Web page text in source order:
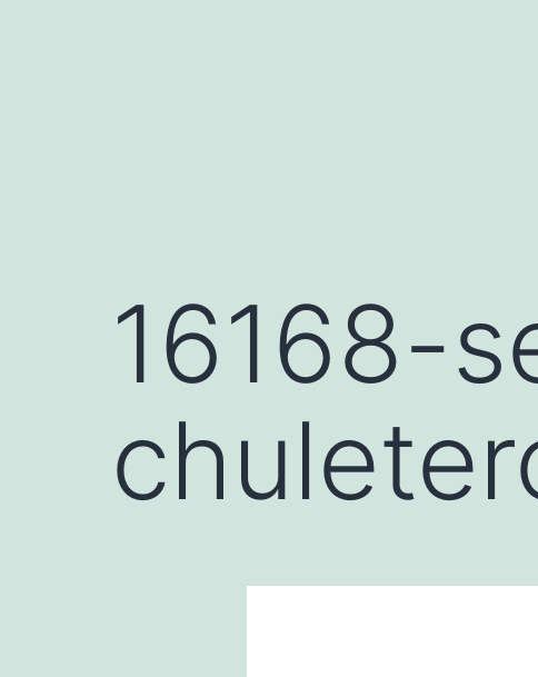
16168-